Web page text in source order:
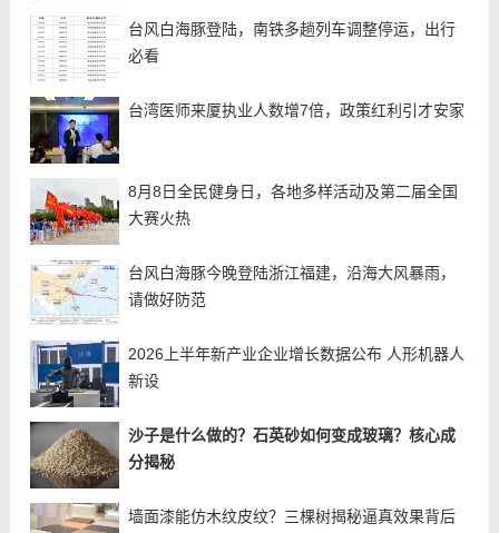
台风白海豚登陆，南铁多趟列车调整停运，出行
必看
台湾医师来厦执业人数增7倍，政策红利引才安家
8月8日全民健身日，各地多样活动及第二届全国
大赛火热
台风白海豚今晚登陆浙江福建，沿海大风暴雨，
请做好防范
2026上半年新产业企业增长数据公布 人形机器人
新设
沙子是什么做的？石英砂如何变成玻璃？核心成
分揭秘
墙面漆能仿木纹皮纹？三棵树揭秘逼真效果背后